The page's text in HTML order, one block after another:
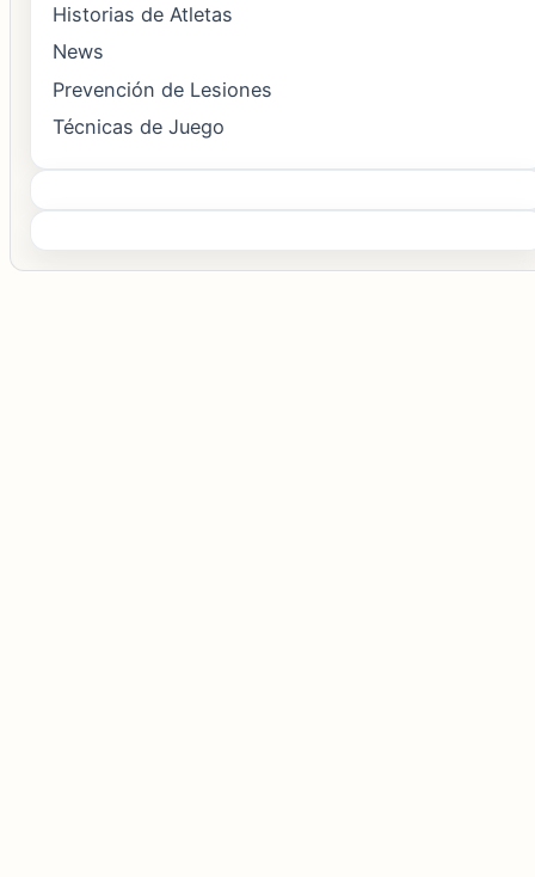
Historias de Atletas
News
Prevención de Lesiones
Técnicas de Juego